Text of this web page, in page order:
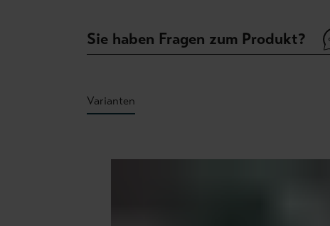
Sie haben Fragen zum Produkt?
Varianten